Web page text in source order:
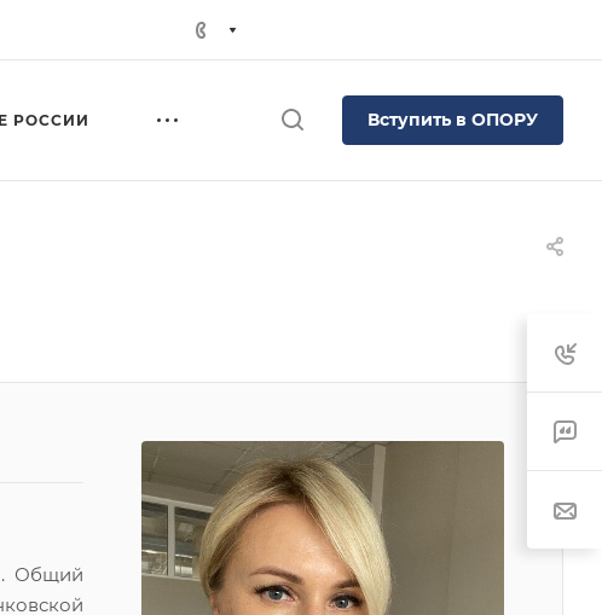
РОССИИ Вступить в ОПОРУ
Общий